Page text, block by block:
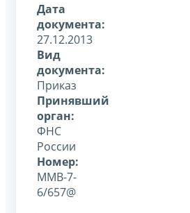
Дата
документа:
27.12.2013
Вид
документа:
Приказ
Принявший
орган:
ФНС
России
Номер:
ММВ-7-
6/657@